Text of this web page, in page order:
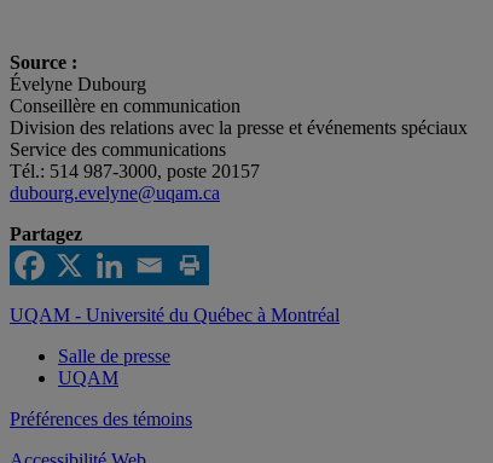
Source :
Évelyne Dubourg
Conseillère en communication
Division des relations avec la presse et événements spéciaux
Service des communications
Tél.: 514 987-3000, poste 20157
dubourg.evelyne@uqam.ca
Partagez
UQAM - Université du Québec à Montréal
Salle de presse
UQAM
Préférences des témoins